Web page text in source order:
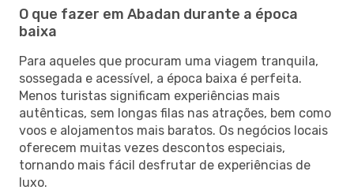
O que fazer em Abadan durante a época
baixa
Para aqueles que procuram uma viagem tranquila,
sossegada e acessível, a época baixa é perfeita.
Menos turistas significam experiências mais
autênticas, sem longas filas nas atrações, bem como
voos e alojamentos mais baratos. Os negócios locais
oferecem muitas vezes descontos especiais,
tornando mais fácil desfrutar de experiências de
luxo.